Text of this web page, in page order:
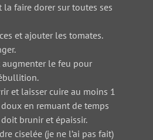
faire dorer sur toutes ses
et ajouter les tomates.
le feu pour
et laisser cuire au moins 1
en remuant de temps
brunir et épaissir.
ciselée (je ne l’ai pas fait)